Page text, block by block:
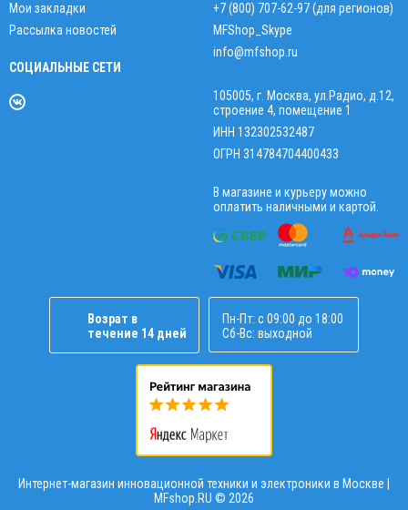
Мои закладки
Рассылка новостей
СОЦИАЛЬНЫЕ СЕТИ
+7 (800) 707-62-97 (для регионов)
MFShop_Skype
info@mfshop.ru
105005, г. Москва, ул.Радио, д.12,
строение 4, помещение 1
ИНН 132302532487
ОГРН 314784704400433
В магазине и курьеру можно
оплатить наличными и картой.
Возрат в
течение 14 дней
Пн-Пт: с 09:00 до 18:00
Сб-Вс: выходной
Интернет-магазин инновационной техники и электроники в Москве |
MFshop.RU © 2026